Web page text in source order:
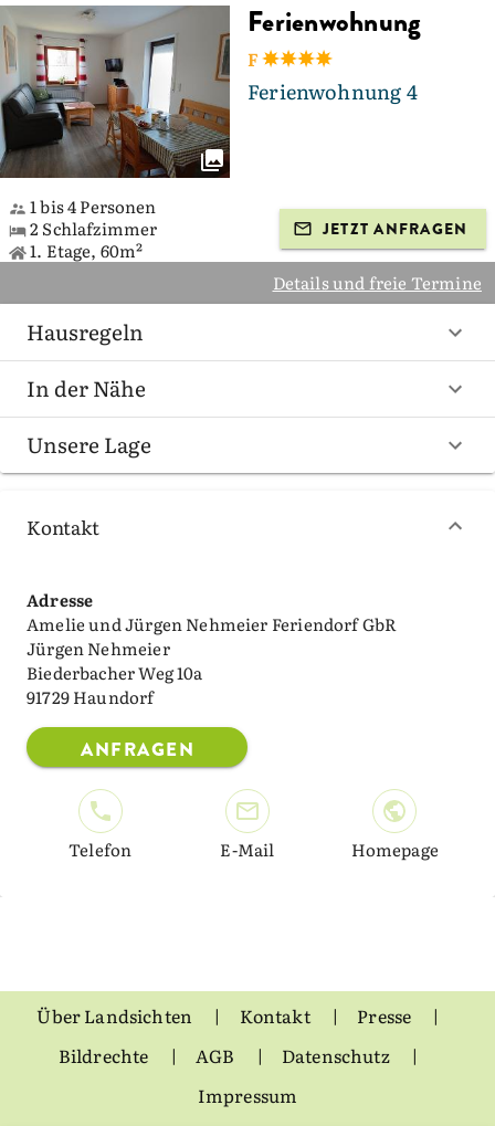
Ferienwohnung
F
Ferienwohnung 4
1 bis 4 Personen
2 Schlafzimmer
1. Etage, 60m²
JETZT ANFRAGEN
Details und freie Termine
Hausregeln
In der Nähe
Unsere Lage
Kontakt
Adresse
Amelie und Jürgen Nehmeier Feriendorf GbR
Jürgen Nehmeier
Biederbacher Weg 10a
91729 Haundorf
ANFRAGEN
Telefon E-Mail Homepage
Über Landsichten Kontakt
Presse
Bildrechte
AGB
Datenschutz
Impressum